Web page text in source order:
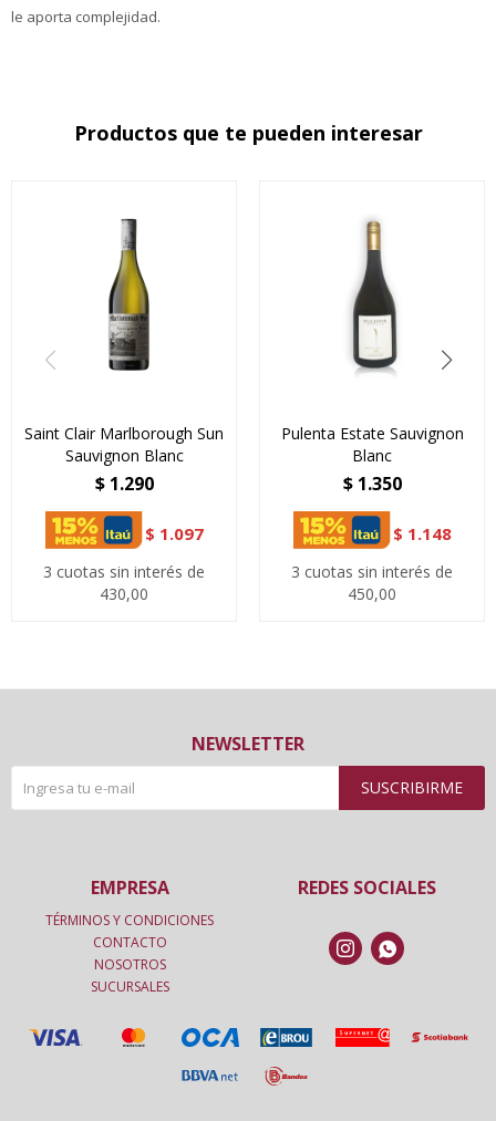
le aporta complejidad.
Productos que te pueden interesar
Saint Clair Marlborough Sun
Sauvignon Blanc
$ 1.290
$ 1.097
3 cuotas sin interés de
430,00
Pulenta Estate Sauvignon
Blanc
$ 1.350
$ 1.148
3 cuotas sin interés de
450,00
NEWSLETTER
SUSCRIBIRME
REDES SOCIALES
 
EMPRESA
TÉRMINOS Y CONDICIONES
CONTACTO
NOSOTROS
SUCURSALES